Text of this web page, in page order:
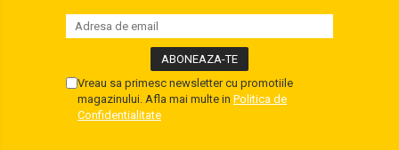
Vreau sa primesc newsletter cu promotiile
magazinului. Afla mai multe in Politica de
Confidentialitate